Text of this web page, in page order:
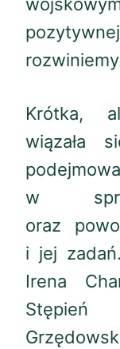
Krótka,
wiązała
w
oraz
i jej
Irena